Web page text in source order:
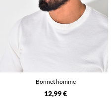
Bonnet homme
12,99 €